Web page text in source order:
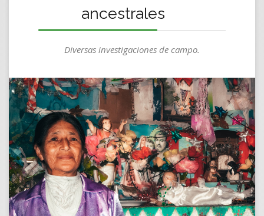
ancestrales
Diversas investigaciones de campo.